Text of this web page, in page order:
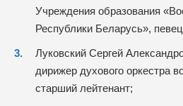
Учреждения образования
Республики Беларусь»,
Луковский Сергей
дирижер духового оркестра
старший лейтенант;